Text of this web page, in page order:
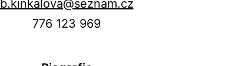
b.kinkalova@seznam.cz
776 123 969